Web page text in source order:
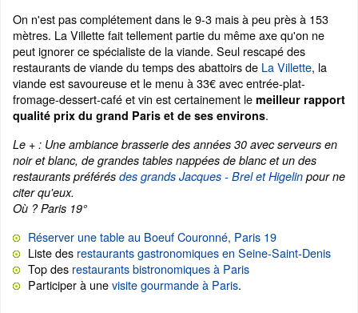
On n'est pas complétement dans le 9-3 mais à peu près à 153
mètres. La Villette fait tellement partie du même axe qu'on ne
peut ignorer ce spécialiste de la viande. Seul rescapé des
restaurants de viande du temps des abattoirs de La Villette, la
viande est savoureuse et le menu à 33€ avec entrée-plat-
fromage-dessert-café et vin est certainement le meilleur rapport
qualité prix du grand Paris et de ses environs.
Le + : Une ambiance brasserie des années 30 avec serveurs en
noir et blanc, de grandes tables nappées de blanc et un des
restaurants préférés des grands Jacques - Brel et Higelin pour ne
citer qu'eux.
Où ? Paris 19°
Réserver une table au Boeuf Couronné, Paris 19
Liste des restaurants gastronomiques en Seine-Saint-Denis
Top des restaurants bistronomiques à Paris
Participer à unevisite gourmande à Paris.